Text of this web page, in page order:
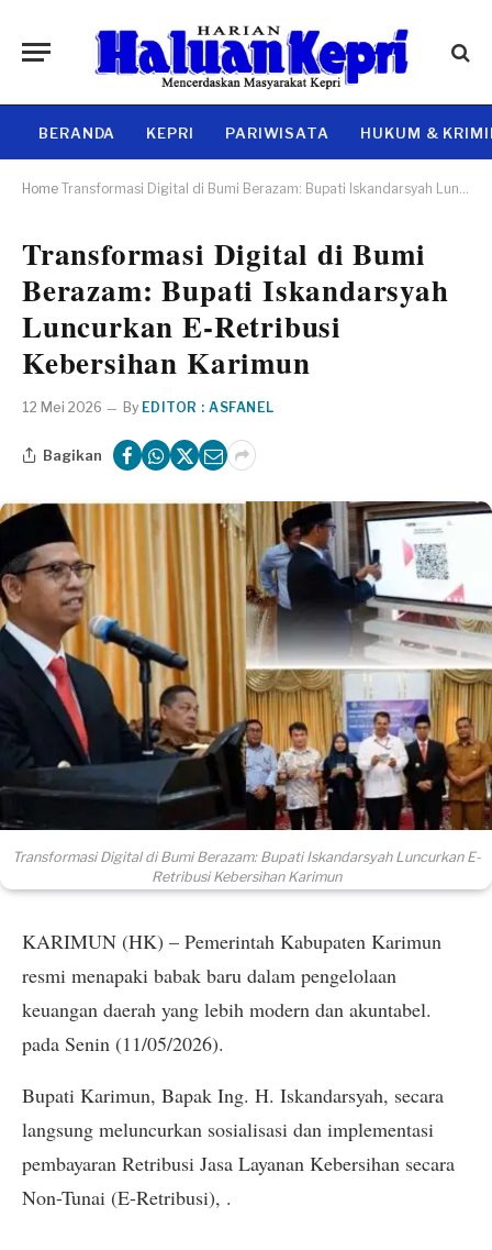
BERANDA KEPRI PARIWISATA HUKUM &
Home Transformasi Digital di Bumi Berazam: Bupati Iskandarsyah Luncurkan E-Retribusi Kebersihan Karimun
Transformasi Digital di Bumi
Berazam: Bupati Iskandarsyah
Luncurkan E-Retribusi
Kebersihan Karimun
12 Mei 2026 By EDITOR : ASFANEL
Bagikan
Transformasi Digital di Bumi Berazam: Bupati Iskandarsyah Luncurkan E-
Retribusi Kebersihan Karimun
​KARIMUN (HK) – Pemerintah Kabupaten Karimun
resmi menapaki babak baru dalam pengelolaan
keuangan daerah yang lebih modern dan akuntabel.
pada Senin (11/05/2026).
Bupati Karimun, Bapak Ing. H. Iskandarsyah, secara
langsung meluncurkan sosialisasi dan implementasi
pembayaran Retribusi Jasa Layanan Kebersihan secara
Non-Tunai (E-Retribusi), .